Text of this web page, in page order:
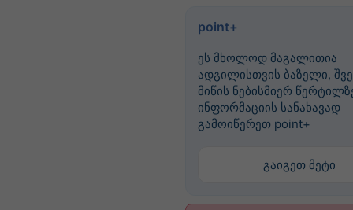
point+
ეს მხოლოდ მაგალითია
ადგილისთვის ბაზელი,
მიწის ნებისმიერ
ინფორმაციის სანახავად
გამოიწერეთ point+
გაიგეთ მეტი